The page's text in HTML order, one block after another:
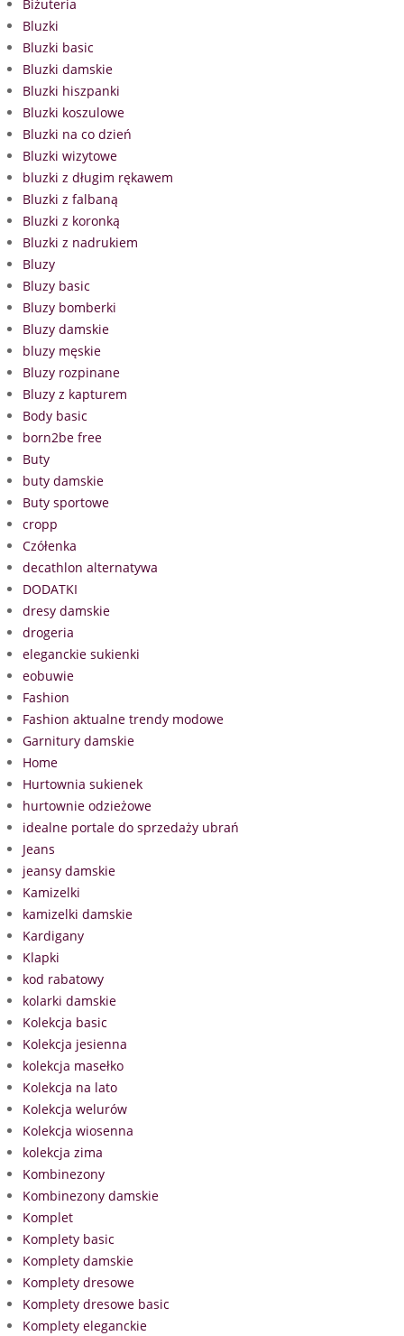
Biżuteria
Bluzki
Bluzki basic
Bluzki damskie
Bluzki hiszpanki
Bluzki koszulowe
Bluzki na co dzień
Bluzki wizytowe
bluzki z długim rękawem
Bluzki z falbaną
Bluzki z koronką
Bluzki z nadrukiem
Bluzy
Bluzy basic
Bluzy bomberki
Bluzy damskie
bluzy męskie
Bluzy rozpinane
Bluzy z kapturem
Body basic
born2be free
Buty
buty damskie
Buty sportowe
cropp
Czółenka
decathlon alternatywa
DODATKI
dresy damskie
drogeria
eleganckie sukienki
eobuwie
Fashion
Fashion aktualne trendy modowe
Garnitury damskie
Home
Hurtownia sukienek
hurtownie odzieżowe
idealne portale do sprzedaży ubrań
Jeans
jeansy damskie
Kamizelki
kamizelki damskie
Kardigany
Klapki
kod rabatowy
kolarki damskie
Kolekcja basic
Kolekcja jesienna
kolekcja masełko
Kolekcja na lato
Kolekcja welurów
Kolekcja wiosenna
kolekcja zima
Kombinezony
Kombinezony damskie
Komplet
Komplety basic
Komplety damskie
Komplety dresowe
Komplety dresowe basic
Komplety eleganckie